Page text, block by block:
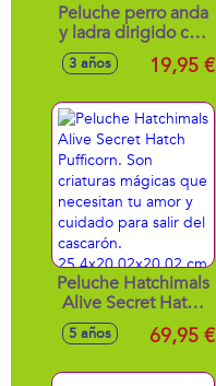
Peluche perro anda
y ladra dirigido con
cable 22 cm.
3 años 19,95 €
Peluche Hatchimals
Alive Secret Hatch
Pufficorn. Son
criaturas mágicas
5 años 69,95 €